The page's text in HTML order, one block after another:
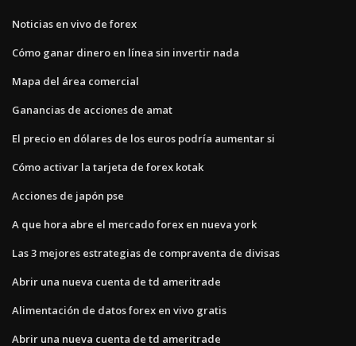
Noticias en vivo de forex
Cómo ganar dinero en línea sin invertir nada
Mapa del área comercial
Ganancias de acciones de amat
El precio en dólares de los euros podría aumentar si
Cómo activar la tarjeta de forex kotak
Acciones de japón pse
A que hora abre el mercado forex en nueva york
Las 3 mejores estrategias de compraventa de divisas
Abrir una nueva cuenta de td ameritrade
Alimentación de datos forex en vivo gratis
Abrir una nueva cuenta de td ameritrade